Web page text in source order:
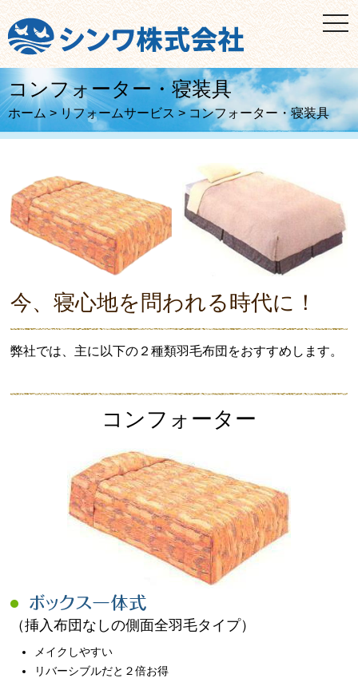
t
o
g
g
l
a
v
i
g
n
コンフォーター・寝装具
ホーム> リフォームサービス > コンフォーター・寝装具
今、寝心地を問われる時代に！
弊社では、主に以下の２種類羽毛布団をおすすめします。
コンフォーター
（挿入布団なしの側面全羽毛タイプ）
メイクしやすい
リバーシブルだと２倍お得